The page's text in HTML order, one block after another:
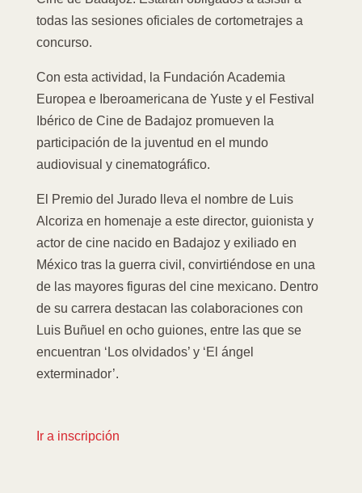
todas las sesiones oficiales de cortometrajes a
concurso.
Con esta actividad, la Fundación Academia
Europea e Iberoamericana de Yuste y el Festival
Ibérico de Cine de Badajoz promueven la
participación de la juventud en el mundo
audiovisual y cinematográfico.
El Premio del Jurado lleva el nombre de Luis
Alcoriza en homenaje a este director, guionista y
actor de cine nacido en Badajoz y exiliado en
México tras la guerra civil, convirtiéndose en una
de las mayores figuras del cine mexicano. Dentro
de su carrera destacan las colaboraciones con
Luis Buñuel en ocho guiones, entre las que se
encuentran ‘Los olvidados’ y ‘El ángel
exterminador’.
Ir a inscripción